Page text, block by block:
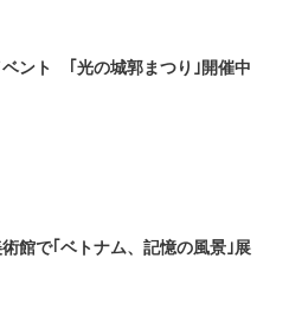
ント ｢光の城郭まつり｣開催中
館で｢ベトナム、記憶の風景｣展